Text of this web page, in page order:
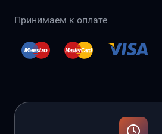
Принимаем к оплате